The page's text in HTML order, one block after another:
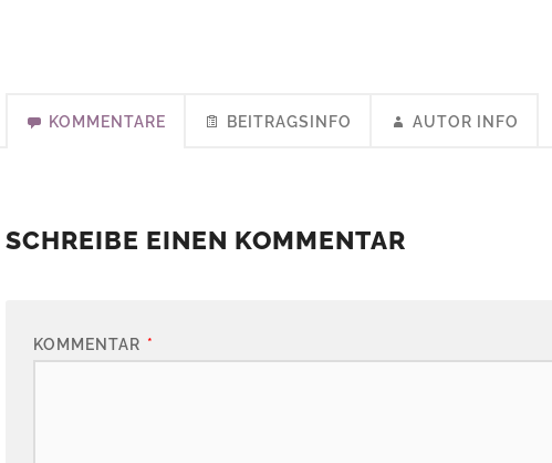
KOMMENTARE BEITRAGSINFO AUTOR INFO
SCHREIBE EINEN KOMMENTAR
KOMMENTAR *